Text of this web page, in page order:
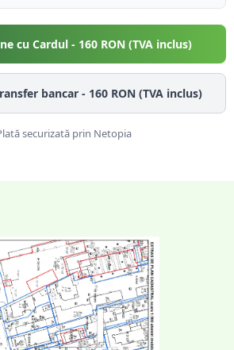
cu Cardul - 160RON (TVA inclus)
bancar - 160RON (TVA inclus)
securizată prin Netopia